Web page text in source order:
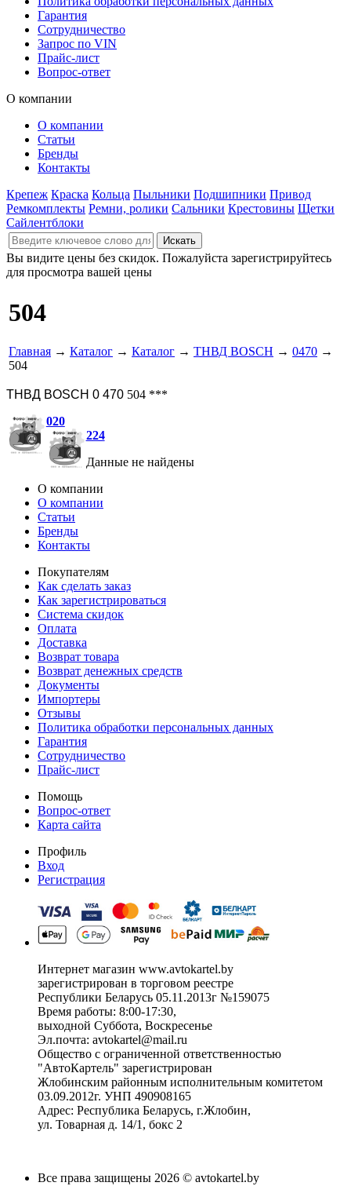
Гарантия
Сотрудничество
Запрос по VIN
Прайс-лист
Вопрос-ответ
О компании
О компании
Статьи
Бренды
Контакты
Крепеж Краска Кольца Пыльники Подшипники Привод
Ремкомплекты Ремни, ролики Сальники Крестовины Щетки
Сайлентблоки
Вы видите цены без скидок. Пожалуйста зарегистрируйтесь
для просмотра вашей цены
504
Главная → Каталог → Каталог → ТНВД BOSCH → 0470 →
504
ТНВД BOSCH 0 470 504 ***
020
224
Данные не найдены
О компании
О компании
Статьи
Бренды
Контакты
Покупателям
Как сделать заказ
Как зарегистрироваться
Система скидок
Оплата
Доставка
Возврат товара
Возврат денежных средств
Документы
Импортеры
Отзывы
Политика обработки персональных данных
Гарантия
Сотрудничество
Прайс-лист
Помощь
Вопрос-ответ
Карта сайта
Профиль
Вход
Регистрация
Интернет магазин www.avtokartel.by
зарегистрирован в торговом реестре
Республики Беларусь 05.11.2013г №159075
Время работы: 8:00-17:30,
выходной Суббота, Воскресенье
Эл.почта: avtokartel@mail.ru
Общество с ограниченной ответственностью
"АвтоКартель" зарегистрирован
Жлобинским районным исполнительным комитетом
03.09.2012г. УНП 490908165
Адрес: Республика Беларусь, г.Жлобин,
ул. Товарная д. 14/1, бокс 2
Все права защищены 2026 © avtokartel.by